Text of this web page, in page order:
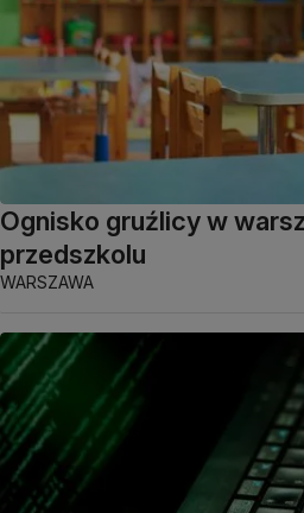
Ognisko gruźlicy w
przedszkolu
WARSZAWA